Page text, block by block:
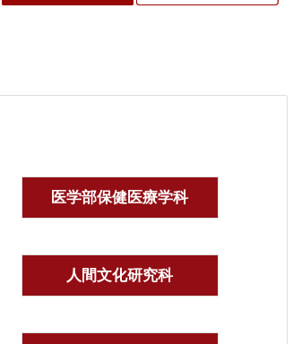
医学部保健医療学科
人間文化研究科